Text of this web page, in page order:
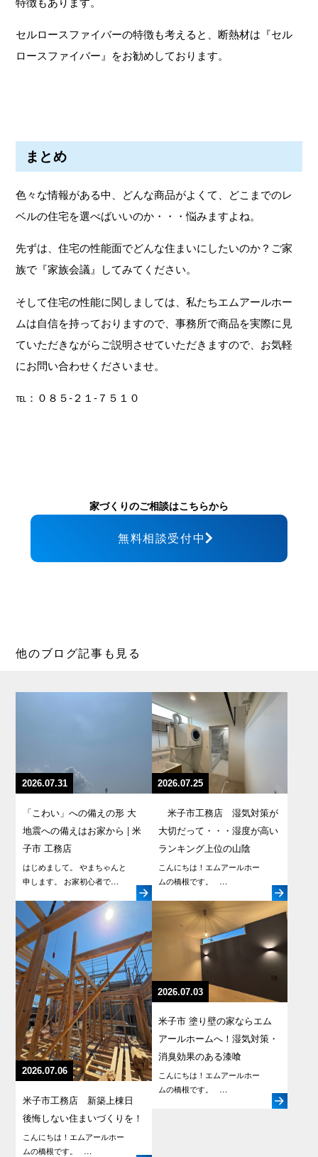
セルロースファイバーの特徴も考えると、断熱材は『セル
ロースファイバー』をお勧めしております。
まとめ
色々な情報がある中、どんな商品がよくて、どこまでのレ
ベルの住宅を選べばいいのか・・・悩みますよね。
先ずは、住宅の性能面でどんな住まいにしたいのか？ご家
族で『家族会議』してみてください。
そして住宅の性能に関しましては、私たちエムアールホー
ムは自信を持っておりますので、事務所で商品を実際に見
ていただきながらご説明させていただきますので、お気軽
にお問い合わせくださいませ。
℡：０８５‐２１‐７５１０
家づくりのご相談はこちらから
無料相談受付中
他のブログ記事も見る
2026.07.31
「こわい」への備えの形 大
地震への備えはお家から | 米
子市 工務店
はじめまして。 やまちゃんと
申します。 お家初心者で…
2026.07.25
米子市工務店 湿気対策が
大切だって・・・湿度が高い
ランキング上位の山陰
こんにちは！エムアールホー
ムの橋根です。 …
2026.07.06
米子市工務店 新築上棟日
後悔しない住まいづくりを！
こんにちは！エムアールホー
ムの橋根です。 …
2026.07.03
米子市 塗り壁の家ならエム
アールホームへ！湿気対策・
消臭効果のある漆喰
こんにちは！エムアールホー
ムの橋根です。 …